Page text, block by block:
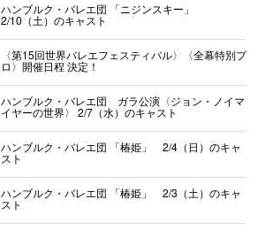
ハンブルク・バレエ団 「ニジンスキー」
2/10（土）のキャスト
〈第15回世界バレエフェスティバル〉〈全幕特別プ
ロ〉開催日程 決定！
ハンブルク・バレエ団 ガラ公演〈ジョン・ノイマ
イヤーの世界〉 2/7（水）のキャスト
ハンブルク・バレエ団 「椿姫」 2/4（日）のキャ
スト
ハンブルク・バレエ団 「椿姫」 2/3（土）のキャ
スト